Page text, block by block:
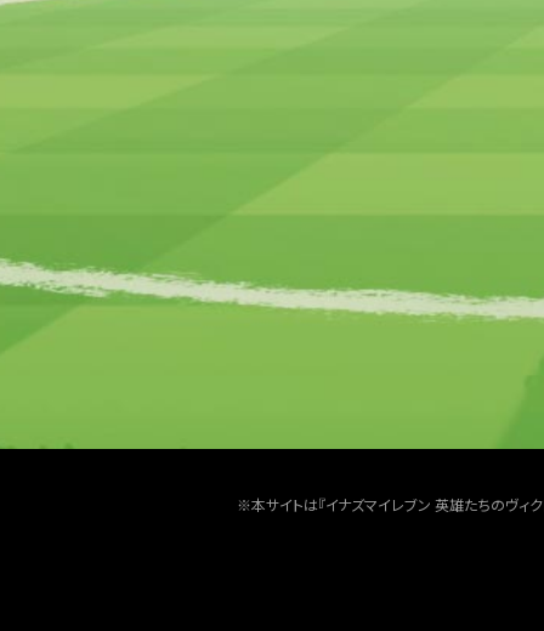
※本サイトは『イナズマイレブン 英雄たちのヴィ